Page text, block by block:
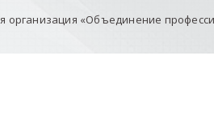
организация «Объединение